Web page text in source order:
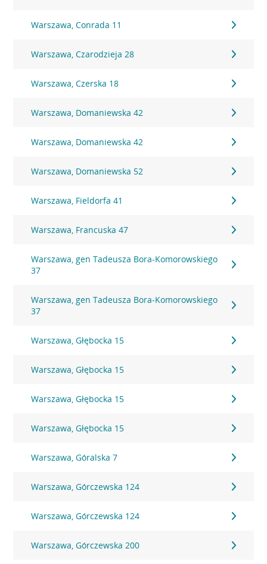
Warszawa, Conrada 11
Warszawa, Czarodzieja 28
Warszawa, Czerska 18
Warszawa, Domaniewska 42
Warszawa, Domaniewska 42
Warszawa, Domaniewska 52
Warszawa, Fieldorfa 41
Warszawa, Francuska 47
Warszawa, gen Tadeusza Bora-Komorowskiego
37
Warszawa, gen Tadeusza Bora-Komorowskiego
37
Warszawa, Głębocka 15
Warszawa, Głębocka 15
Warszawa, Głębocka 15
Warszawa, Głębocka 15
Warszawa, Góralska 7
Warszawa, Górczewska 124
Warszawa, Górczewska 124
Warszawa, Górczewska 200